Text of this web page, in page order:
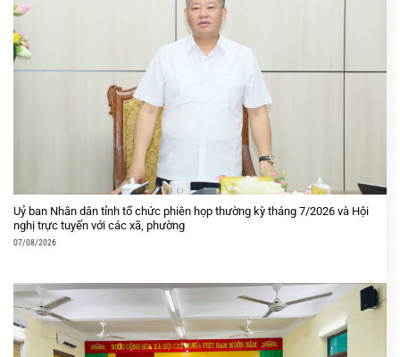
Uỷ ban Nhân dân tỉnh tổ chức phiên họp thường kỳ tháng 7/2026 và Hội
nghị trực tuyến với các xã, phường
07/08/2026